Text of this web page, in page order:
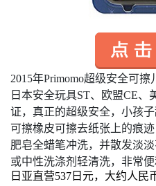
2015年Primomo超级安全可
日本安全玩具ST、欧盟CE、
证，真正的超级安全，小孩
可擦橡皮可擦去纸张上的痕
肥皂全蜡笔冲洗，并散发淡淡
或中性洗涤剂轻清洗，非常便
日亚直营537日元，大约人民